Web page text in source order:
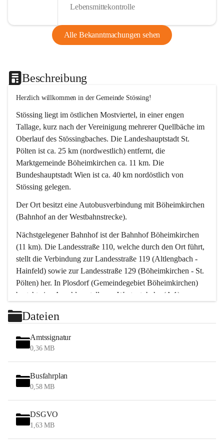
Lebensmittekontrolle
Alle Bekanntmachungen sehen
Beschreibung
Herzlich willkommen in der Gemeinde Stössing!
Stössing liegt im östlichen Mostviertel, in einer engen
Tallage, kurz nach der Vereinigung mehrerer Quellbäche im
Oberlauf des Stössingbaches. Die Landeshauptstadt St.
Pölten ist ca. 25 km (nordwestlich) entfernt, die
Marktgemeinde Böheimkirchen ca. 11 km. Die
Bundeshauptstadt Wien ist ca. 40 km nordöstlich von
Stössing gelegen.
Der Ort besitzt eine Autobusverbindung mit Böheimkirchen
(Bahnhof an der Westbahnstrecke).
Nächstgelegener Bahnhof ist der Bahnhof Böheimkirchen
(11 km). Die Landesstraße 110, welche durch den Ort führt,
stellt die Verbindung zur Landesstraße 119 (Altlengbach -
Hainfeld) sowie zur Landesstraße 129 (Böheimkirchen - St.
Pölten) her. In Plosdorf (Gemeindegebiet Böheimkirchen)
besteht eine Anschlussstelle zur Westautobahn (A 1).
Wien erreicht man in ca. 45 Minuten.
Stössing zählt noch zum Naherholungsraum Wien sowie
zum Naherholungsraum St. Pölten. Viele Bauernhöfe hatten
„ihre Wiener“. Seit 1960 bauten viele Wiener
Wochenendhäuser im Gemeindegebiet. Wegen des
waldreichen Jagdgebietes haben viele Jagdpächter ihre
Das Wandern ist aus touristischer Sicht die bedeutendste
Tätigkeit. Das hügelige Gebiet mit Wanderwegen durch
Wiesen, Wälder und Obstkulturen lädt dazu ein. Gefördert
Dateien
Amtssignatur
0,36 MB
Busfahrplan
0,58 MB
DSGVO
1,63 MB